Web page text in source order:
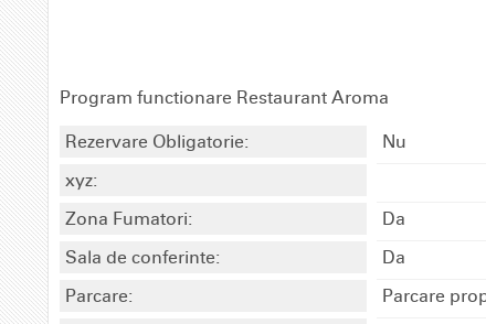
Program functionare Restaurant Aroma
Rezervare Obligatorie:
Nu
xyz:
Zona Fumatori:
Da
Sala de conferinte:
Da
Parcare:
Parcare